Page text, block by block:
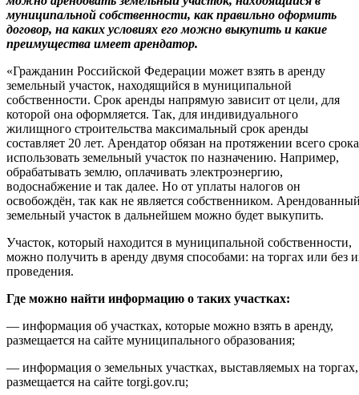
муниципальной собственности, как правильно оформить
договор, на каких условиях его можно выкупить и какие
преимущества имеет арендатор.
«Гражданин Российской Федерации может взять в аренду
земельный участок, находящийся в муниципальной
собственности. Срок аренды напрямую зависит от цели, для
которой она оформляется. Так, для индивидуального
жилищного строительства максимальный срок аренды
составляет 20 лет. Арендатор обязан на протяжении всего срока
использовать земельный участок по назначению. Например,
обрабатывать землю, оплачивать электроэнергию,
водоснабжение и так далее. Но от уплаты налогов он
освобождён, так как не является собственником.
земельный участок в дальнейшем можно будет выкупить.
Участок, который находится в муниципальной собственности,
можно получить в аренду двумя способами: на торгах или без
проведения.
Где можно найти информацию о таких участках:
— информация об участках, которые можно взять в аренду,
размещается на сайте муниципального образования;
— информация о земельных участках, выставляемых на торгах,
размещается на сайте torgi.gov.ru;